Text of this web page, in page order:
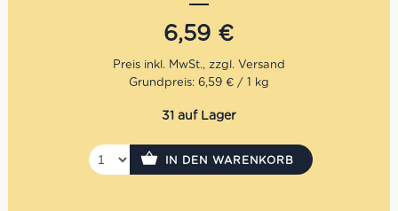
Ohne Weizenstärke
Ohne Eier
6,59 €
Grundpreis: 6,59 € / 1 kg
31 auf Lager
IN DEN WARENKORB